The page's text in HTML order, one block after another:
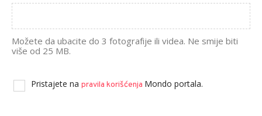
Možete da ubacite do 3 fotografije ili videa. Ne smije biti
više od 25 MB.
Pristajete na pravila korišćenja Mondo portala.